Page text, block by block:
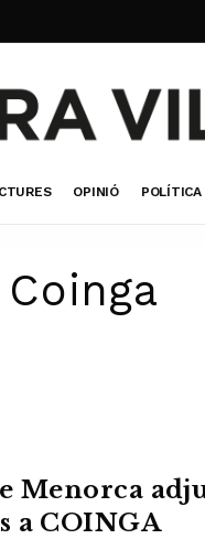
OPINIÓ POLÍTICA
Coinga
Menorca
a COINGA